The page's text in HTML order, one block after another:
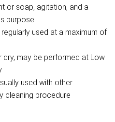
or soap, agitation, and a
purpose
used at a maximum of
dry, may be performed at Low
used with other
cleaning procedure